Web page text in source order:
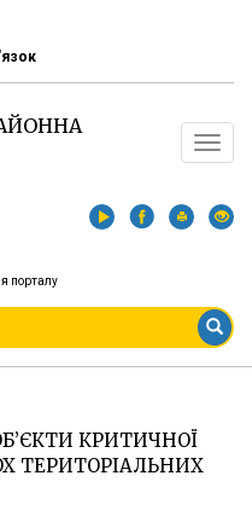
Toggle
порталу
КРИТИЧНОЇ
ТЕРИТОРІАЛЬНИХ